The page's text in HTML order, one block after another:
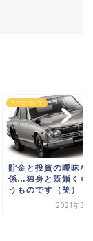
人生について
貯金と投資の曖昧な
係…独身と既婚くら
うものです（笑）
2021年3